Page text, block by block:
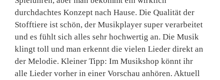
durchdachtes Konzept nach Hause. Die Qualität der
Stofftiere ist schön, der Musikplayer super verarbeitet
und es fühlt sich alles sehr hochwertig an. Die Musik
klingt toll und man erkennt die vielen Lieder direkt an
der Melodie. Kleiner Tipp: Im Musikshop könnt ihr
alle Lieder vorher in einer Vorschau anhören. Aktuell